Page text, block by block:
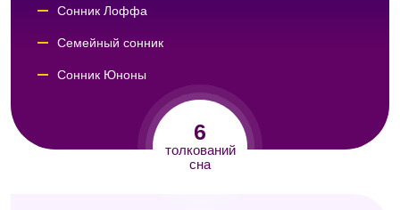
6
толкований
сна
Сонник Лоффа
Семейный сонник
Сонник Юноны
Сонник Кассандры